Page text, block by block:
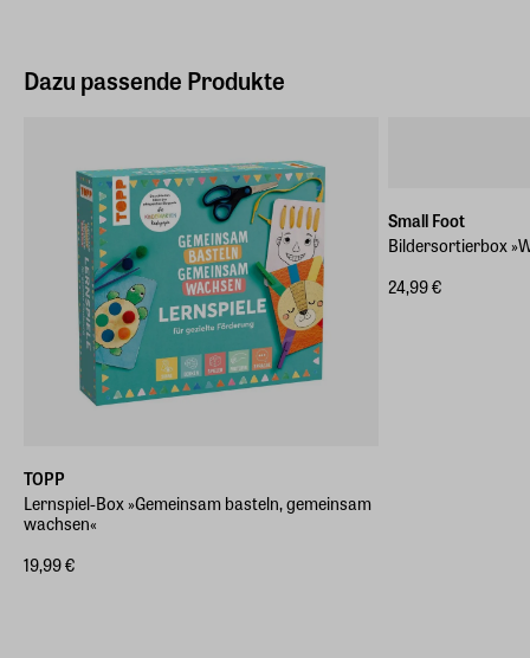
Dazu passende Produkte
TOPP
Lernspiel-Box »Gemeinsam basteln, gemeinsam
wachsen«
19,99 €
Small Foot
Bildersortierbox
24,99 €